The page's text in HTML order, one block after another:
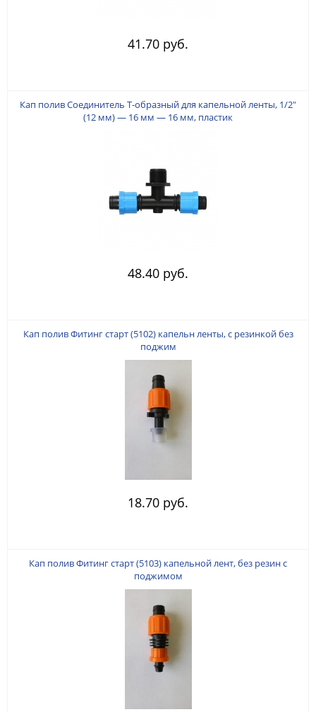
41.70 руб.
Кап полив Соединитель Т-образный для капельной ленты, 1/2"
(12 мм) — 16 мм — 16 мм, пластик
48.40 руб.
Кап полив Фитинг старт (5102) капельн ленты, с резинкой без
поджим
18.70 руб.
Кап полив Фитинг старт (5103) капельной лент, без резин с
поджимом